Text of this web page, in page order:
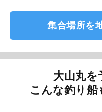
集合場所を
大山丸を
こんな釣り船